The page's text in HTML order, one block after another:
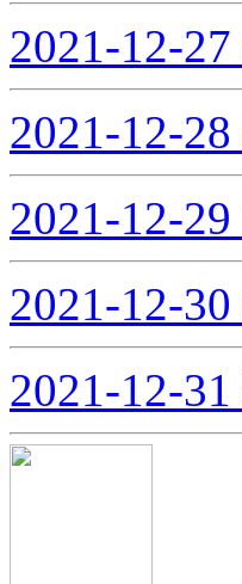
2021-12-27
2021-12-28
2021-12-29
2021-12-30
2021-12-31